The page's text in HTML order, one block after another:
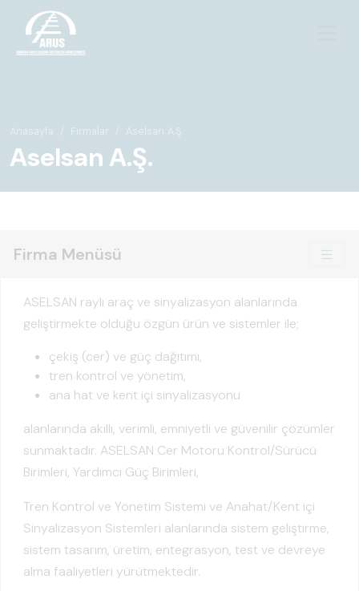
Anasayfa Firmalar Aselsan A.Ş.
Aselsan A.Ş.
Firma Menüsü
ASELSAN raylı araç ve sinyalizasyon alanlarında
geliştirmekte olduğu özgün ürün ve sistemler ile;
çekiş (cer) ve güç dağıtımı,
tren kontrol ve yönetim,
ana hat ve kent içi sinyalizasyonu
alanlarında akıllı, verimli, emniyetli ve güvenilir çözümler
sunmaktadır. ASELSAN Cer Motoru Kontrol/Sürücü
Birimleri, Yardımcı Güç Birimleri,
Tren Kontrol ve Yönetim Sistemi ve Anahat/Kent içi
Sinyalizasyon Sistemleri alanlarında sistem geliştirme,
sistem tasarım, üretim, entegrasyon, test ve devreye
alma faaliyetleri yürütmektedir.